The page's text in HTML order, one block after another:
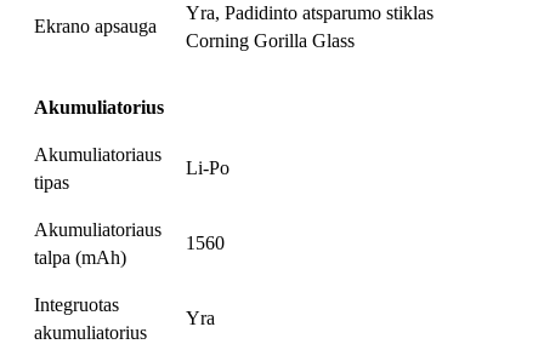
Ekrano apsauga
Yra, Padidinto atsparumo stiklas
Corning Gorilla Glass
Akumuliatorius
Akumuliatoriaus
tipas
Li-Po
Akumuliatoriaus
talpa (mAh)
1560
Integruotas
akumuliatorius
Yra